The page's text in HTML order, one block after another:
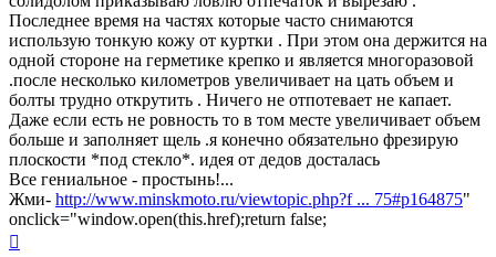
Последнее время на частях которые часто снимаются
использую тонкую кожу от куртки . При этом она держится на
одной стороне на герметике крепко и является многоразовой
.после несколько километров увеличивает на цать объем и
болты трудно открутить . Ничего не отпотевает не капает.
Даже если есть не ровность то в том месте увеличивает объем
больше и заполняет щель .я конечно обязательно фрезирую
плоскости *под стекло*. идея от дедов досталась
Все гениальное - простынь!...
Жми- http://www.minskmoto.ru/viewtopic.php?f ... 75#p164875"
onclick="window.open(this.href);return false;